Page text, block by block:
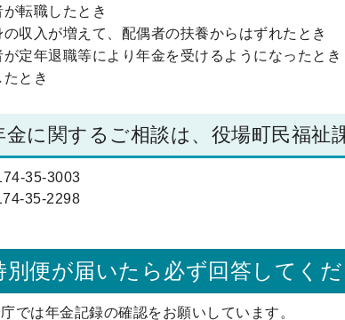
が転職したとき
の収入が増えて、配偶者の扶養からはずれたとき
が定年退職等により年金を受けるようになったとき
とき
金に関するご相談は、役場町民福祉
35-3003
35-2298
別便が届いたら必ず回答してく
では年金記録の確認をお願いしています。